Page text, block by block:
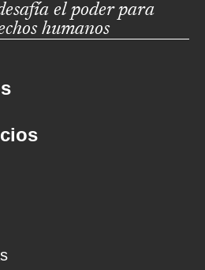
el poder para
humanos